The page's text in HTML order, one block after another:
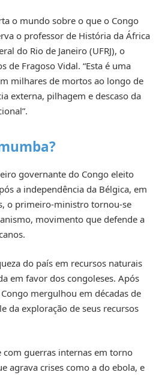
o mundo sobre o que o Congo
o professor de História da África
do Rio de Janeiro (UFRJ), o
de Fragoso Vidal. “Esta é uma
milhares de mortos ao longo de
externa, pilhagem e descaso da
governante do Congo eleito
a independência da Bélgica, em
o primeiro-ministro tornou-se
movimento que defende a
do país em recursos naturais
em favor dos congoleses. Após
mergulhou em décadas de
da exploração de seus recursos
com guerras internas em torno
agrava crises como a do ebola, e